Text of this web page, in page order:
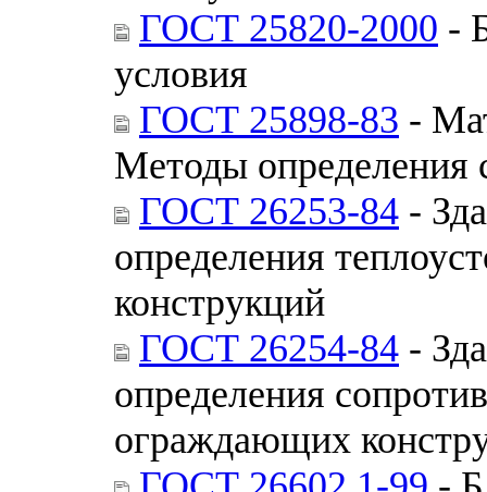
ГОСТ 25820-2000 -
условия
ГОСТ 25898-83 -
Методы определения
ГОСТ 26253-84 -
определения
конструкций
ГОСТ 26254-84 -
определения
ограждающих